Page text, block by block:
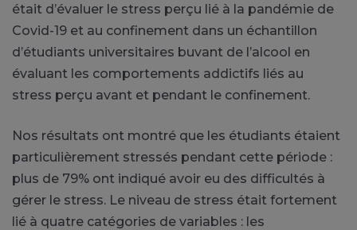
était d’évaluer le stress perçu lié à la pandémie de
Covid-19 et au confinement dans un échantillon
d’étudiants universitaires buvant de l’alcool en
évaluant les comportements addictifs liés au
stress perçu avant et pendant le confinement.
Nos résultats ont montré que les étudiants étaient
particulièrement stressés pendant cette période :
plus de 79% ont indiqué avoir eu des difficultés à
gérer le stress. Le niveau de stress était fortement
lié à quatre catégories de variables : les